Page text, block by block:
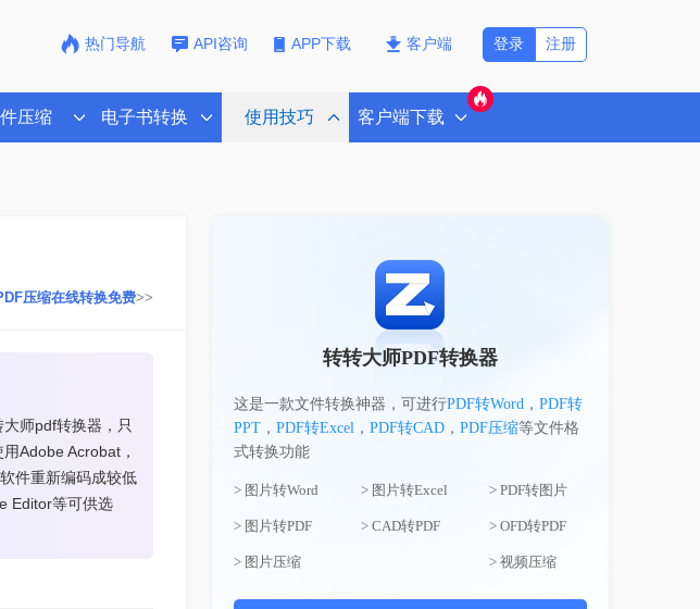
热门导航 API咨询 APP下载 客户端 注册
登录
压缩 电子书转换 使用技巧 客户端下载
压缩在线转换免费>>
师pdf转换器，只
Adobe Acrobat，
件重新编码成较低
Editor等可供选
转转大师PDF转换器
这是一款文件转换神器，可进行PDF转Word， PDF转
PPT， PDF转Excel， PDF转CAD， PDF压缩等文件格
式转换功能
> 图片转Word > 图片转Excel > PDF转图片
> 图片转PDF > CAD转PDF > OFD转PDF
> 图片压缩 > 视频压缩